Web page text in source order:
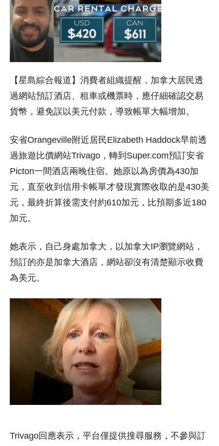
【星島綜合報道】消費者組織提醒，加拿大居民透
過網站預訂酒店、租車或機票時，應仔細確認交易
貨幣，避免誤以美元付款，導致帳單大幅增加。
安省Orangeville附近居民Elizabeth Haddock早前透
過旅遊比價網站Trivago，轉到Super.com預訂安省
Picton一間酒店兩晚住宿。她原以為房價為430加
元，直至收到信用卡帳單才發現實際收取的是430美
元，最終折算後需支付約610加元，比預期多近180
加元。
她表示，自己身處加拿大，以加拿大IP瀏覽網站，
預訂的亦是加拿大酒店，網站卻沒有清楚顯示收費
為美元。
Trivago回應表示，平台僅提供搜尋服務，不參與訂